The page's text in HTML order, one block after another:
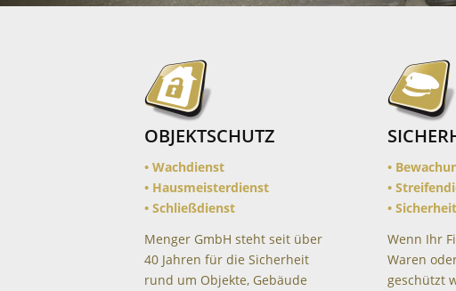
OBJEKTSCHUTZ
• Wachdienst
• Hausmeisterdienst
• Schließdienst
Menger GmbH steht seit über
40 Jahren für die Sicherheit
rund um Objekte, Gebäude
•
•
•
Wenn Ihr
Waren
geschützt